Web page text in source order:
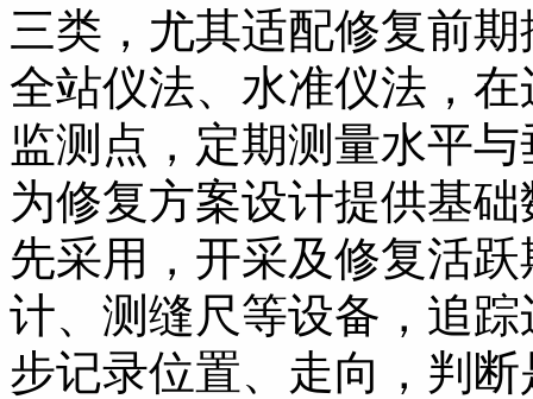
三类，尤其适配修复前
全站仪法、水准仪法，
监测点，定期测量水平
为修复方案设计提供基
先采用，开采及修复活
计、测缝尺等设备，追
步记录位置、走向，判